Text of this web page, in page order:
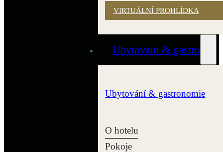
VIRTUÁLNÍ PROHLÍDKA
Ubytování & gastro
Ubytování & gastronomie
O hotelu
Pokoje